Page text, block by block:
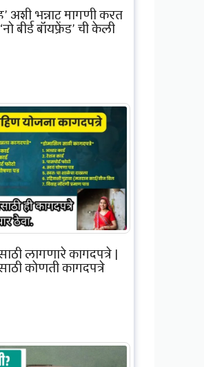
अशी भन्नाट मागणी करत
बीर्ड बॉयफ्रेंड’ ची केली
लागणारे कागदपत्रे |
कोणती कागदपत्रे